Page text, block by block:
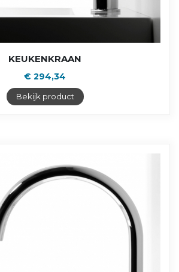
KEUKENKRAAN
€ 294,34
Bekijk product